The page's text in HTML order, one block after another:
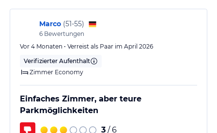
Marco (51-55)
6 Bewertungen
Vor 4 Monaten • Verreist als Paar im April 2026
Verifizierter Aufenthalt
Zimmer Economy
Einfaches Zimmer, aber teure
Parkmöglichkeiten
3 / 6